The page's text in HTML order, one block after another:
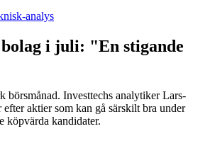
analys
i juli: "En stigande
börsmånad. Investtechs analytiker Lars-
efter aktier som kan gå särskilt bra under
köpvärda kandidater.